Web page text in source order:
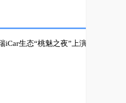
摆渡人” 春节期间免费
更换电池百余只